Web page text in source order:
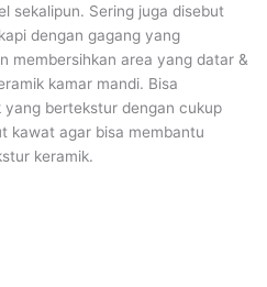
sekalipun. Sering juga disebut
dengan gagang yang
membersihkan area yang datar &
kamar mandi. Bisa
bertekstur dengan cukup
kawat agar bisa membantu
keramik.